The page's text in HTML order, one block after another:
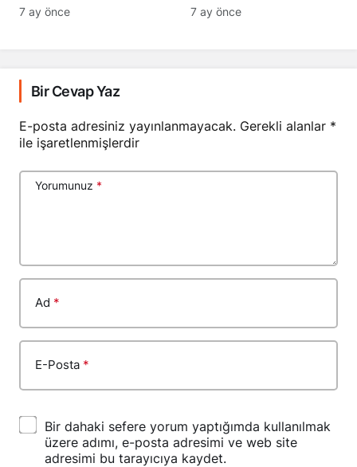
7 ay önce 7 ay önce
Bir Cevap Yaz
E-posta adresiniz yayınlanmayacak. Gerekli alanlar *
ile işaretlenmişlerdir
Yorumunuz *
Ad *
E-Posta *
Bir dahaki sefere yorum yaptığımda kullanılmak
üzere adımı, e-posta adresimi ve web site
adresimi bu tarayıcıya kaydet.